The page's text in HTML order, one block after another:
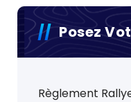
Posez
Règlement